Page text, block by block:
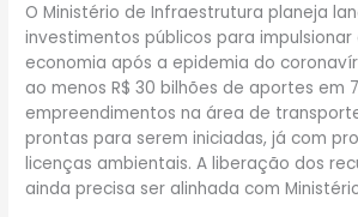
O Ministério de Infraestrutura planeja
investimentos públicos para
economia após a epidemia do
ao menos R$ 30 bilhões de aportes em
empreendimentos na área de
prontas para serem iniciadas, já com
licenças ambientais. A liberação dos
ainda precisa ser alinhada com